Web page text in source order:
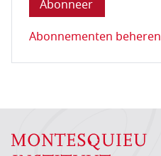
Abonnementen beheren